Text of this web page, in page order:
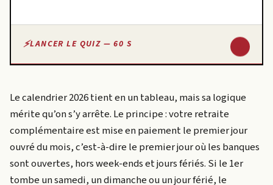
LANCER LE QUIZ — 60 S ↓
Le calendrier 2026 tient en un tableau, mais sa logique
mérite qu’on s’y arrête. Le principe : votre retraite
complémentaire est mise en paiement le premier jour
ouvré du mois, c’est-à-dire le premier jour où les banques
sont ouvertes, hors week-ends et jours fériés. Si le 1er
tombe un samedi, un dimanche ou un jour férié, le